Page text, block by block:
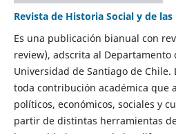
Revista de Historia Social y de
Es una publicación bianual con
review), adscrita al Departamento
Universidad de Santiago de Chile.
toda contribución académica que
políticos, económicos, sociales y
partir de distintas herramientas